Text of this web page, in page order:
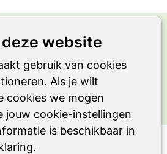
website
gebruik van cookies
Als je wilt
cookies we mogen
jouw cookie-instellingen
is beschikbaar in
.
DE ZIEKTE VAN
RBD
Ons kent ons